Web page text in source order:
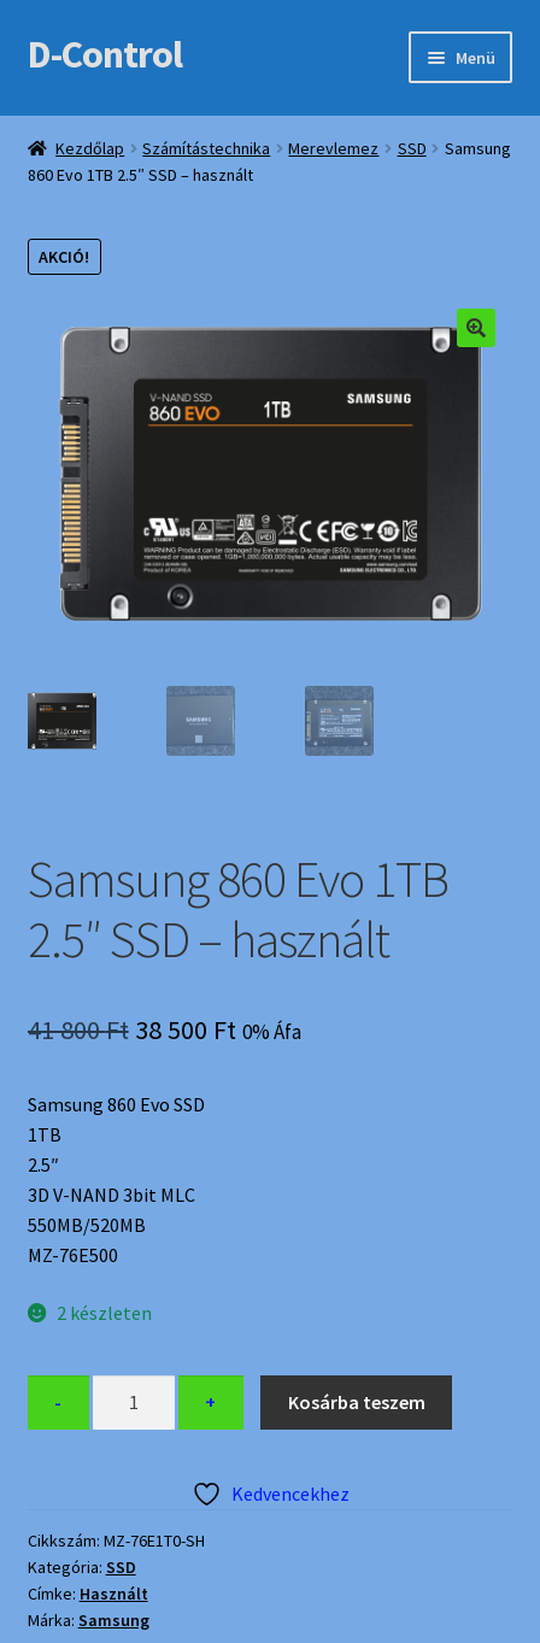
Ugrás
a
Kilépés
a
D-Control Menü
Webshop
Bemutatkozás
Elérhetőségek
Kezdőlap Számítástechnika Merevlemez SSD
Samsung
860 Evo 1TB 2.5″ SSD – használt
AKCIÓ!
Samsung 860 Evo 1TB
2.5″ SSD – használt
41 800Ft Original
was:
800 Ft.
38 500 FtCurrent
0% Áfa
Samsung 860 Evo SSD
1TB
2.5″
3D V-NAND 3bit MLC
550MB/520MB
MZ-76E500
2 készleten
-
SSD
-
használt
mennyiség
+ Kosárba teszem
Kedvencekhez
Cikkszám: MZ-76E1T0-SH
Kategória: SSD
Címke: Használt
Márka: Samsung